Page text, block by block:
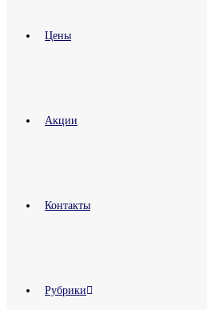
Цены
Акции
Контакты
Рубрики